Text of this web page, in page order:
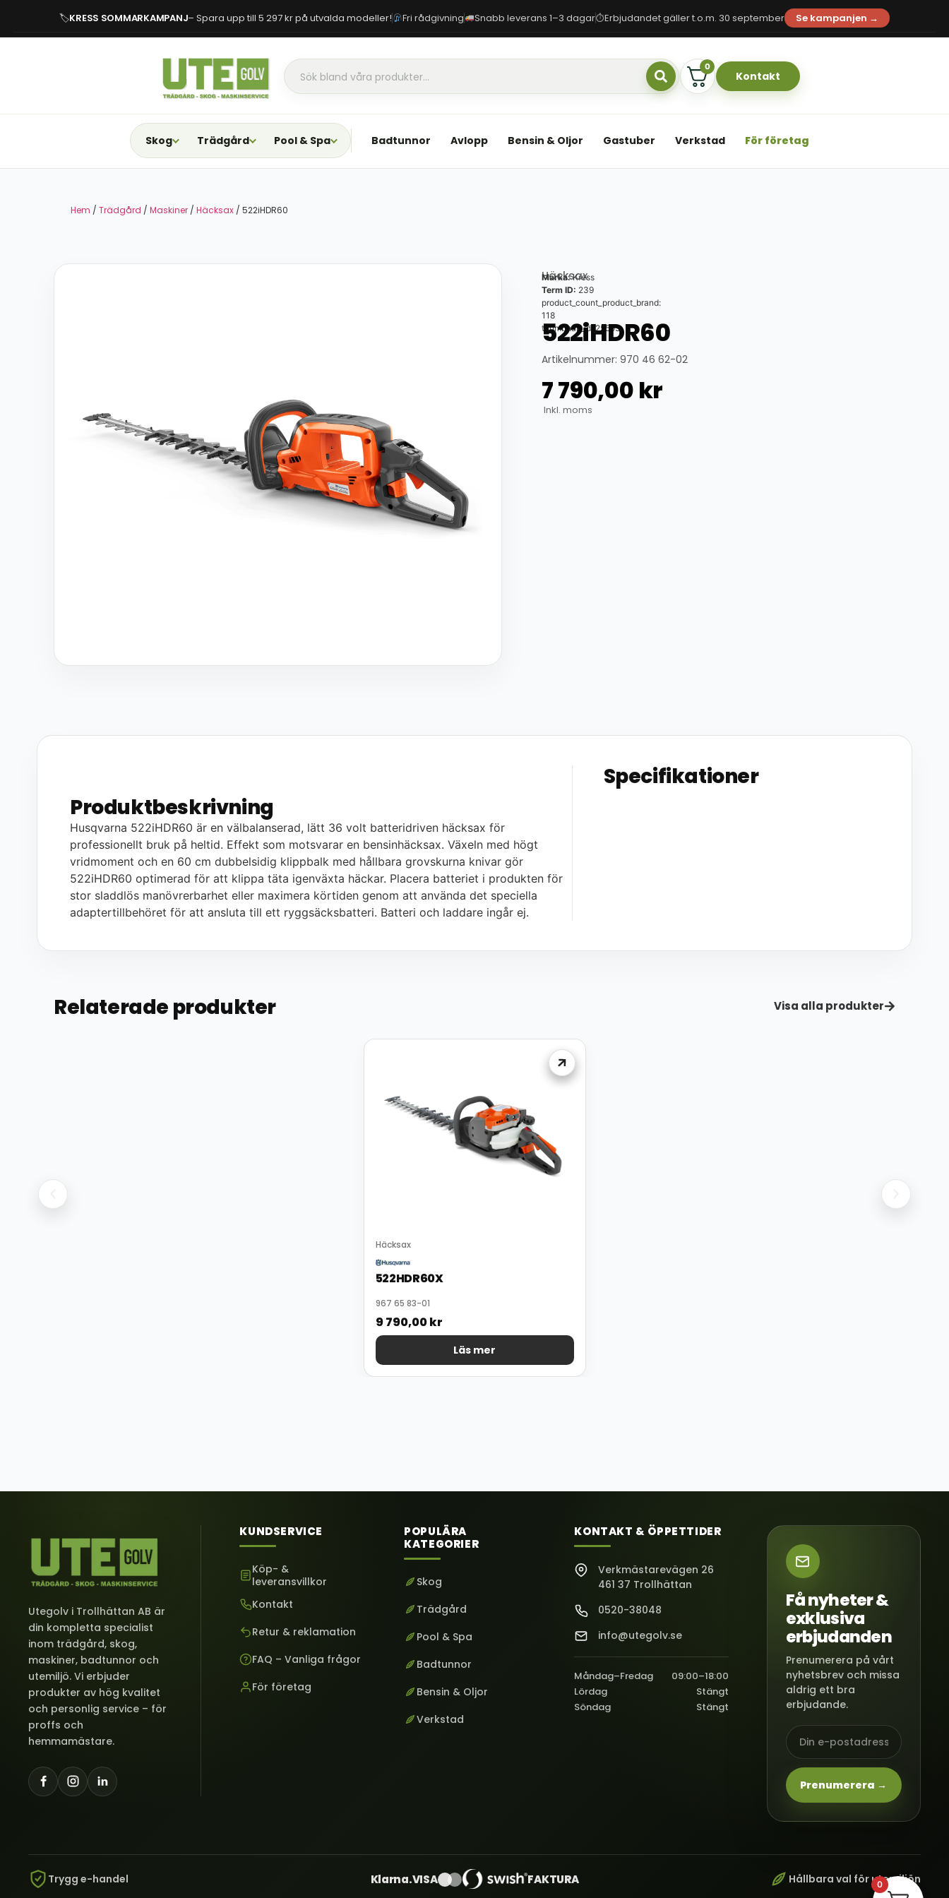
🏷KRESS SOMMARKAMPANJ– Spara upp till 5 297 kr på utvalda modeller! Fri rådgivning Snabb leverans 1–3 dagar⏱Erbjudandet gäller t.o.m. 30 september Se kampanjen →
0
Kontakt
Skog Trädgård Pool & Spa Badtunnor Avlopp Bensin & Oljor Gastuber Verkstad För företag
Hem / Trädgård / Maskiner / Häcksax / 522iHDR60
Häcksax
Marka:Kress
Term ID: 239
product_count_product_brand:
118
thumbnail_id: 25593
522iHDR60
Artikelnummer: 970 46 62-02
7 790,00 kr
Inkl. moms
Produktbeskrivning
Husqvarna 522iHDR60 är en välbalanserad, lätt 36 volt batteridriven häcksax för
professionellt bruk på heltid. Effekt som motsvarar en bensinhäcksax. Växeln med högt
vridmoment och en 60 cm dubbelsidig klippbalk med hållbara grovskurna knivar gör
522iHDR60 optimerad för att klippa täta igenväxta häckar. Placera batteriet i produkten för
stor sladdlös manövrerbarhet eller maximera körtiden genom att använda det speciella
adaptertillbehöret för att ansluta till ett ryggsäcksbatteri. Batteri och laddare ingår ej.
Specifikationer
Relaterade produkter Visa alla produkter
Häcksax
522HDR60X
967 65 83-01
9 790,00kr
Läs mer
Utegolv i Trollhättan AB är
din kompletta specialist
inom trädgård, skog,
maskiner, badtunnor och
utemiljö. Vi erbjuder
produkter av hög kvalitet
och personlig service – för
proffs och
hemmamästare.
KUNDSERVICE
Köp- &
leveransvillkor
Kontakt
Retur & reklamation
FAQ – Vanliga frågor
För företag
POPULÄRA
KATEGORIER
Skog
Trädgård
Pool & Spa
Badtunnor
Bensin & Oljor
Verkstad
KONTAKT & ÖPPETTIDER
Verkmästarevägen 26
461 37 Trollhättan
0520-38048
info@utegolv.se
Måndag–Fredag
09:00–18:00
Lördag
Stängt
Söndag
Stängt
Få nyheter &
exklusiva
erbjudanden
Prenumerera på vårt
nyhetsbrev och missa
aldrig ett bra
erbjudande.
Prenumerera →
Trygg e-handel Klarna.VISA FAKTURA Hållbara val för utemiljön
0